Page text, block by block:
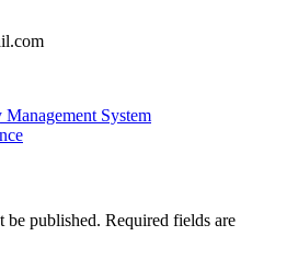
System
be published. Required fields are